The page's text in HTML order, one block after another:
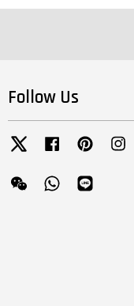
Follow Us
Twitter Facebook Pinterest
Wechat Whatsapp